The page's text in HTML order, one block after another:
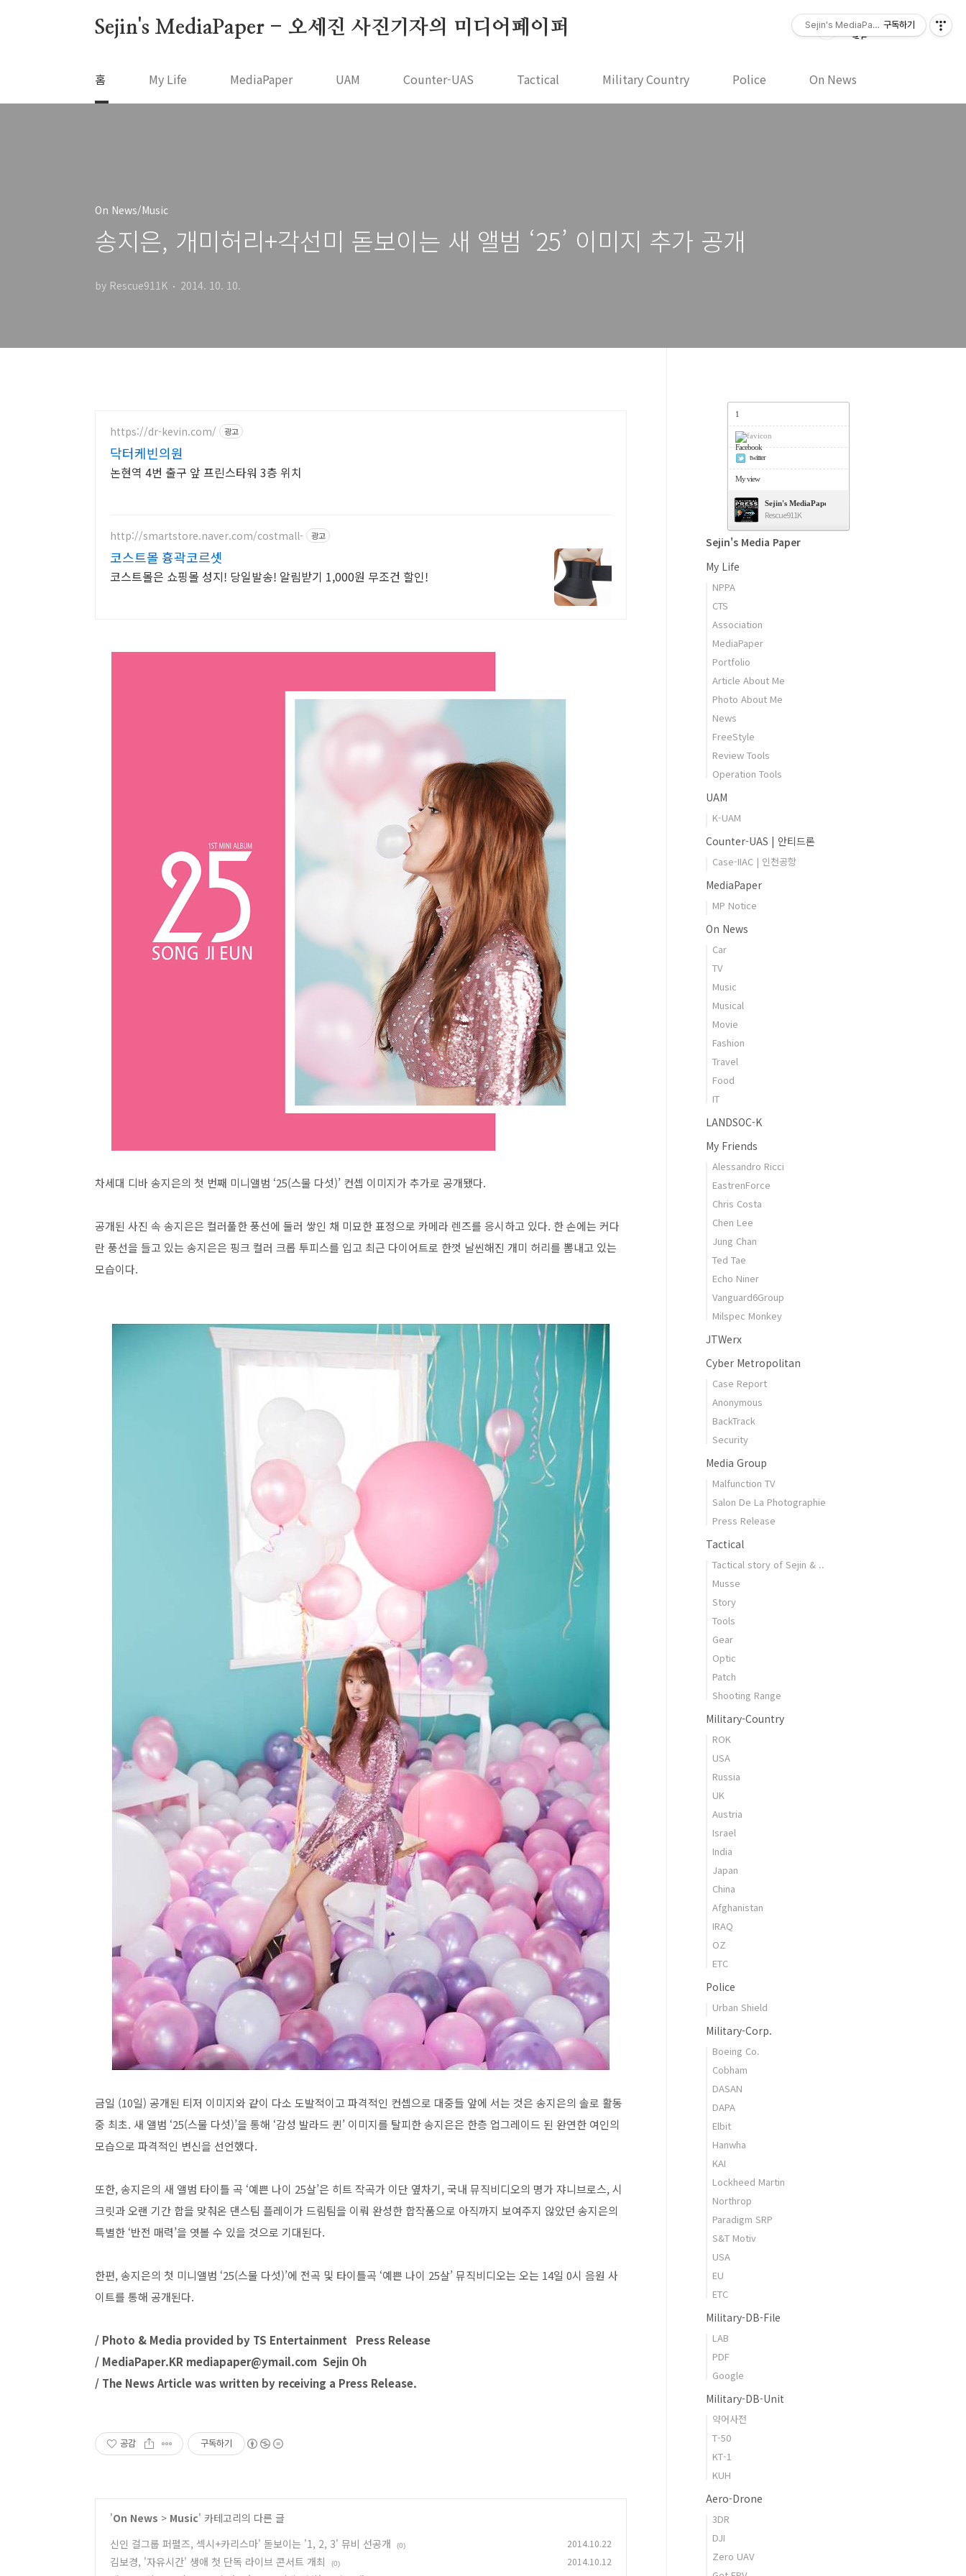
Sejin's MediaPaper - 오세진 사진기자의 미디어페이퍼
홈 My Life MediaPaper UAM Counter-UAS Tactical Military Country Police On News
On News/Music
송지은, 개미허리+각선미 돋보이는 새 앨범 ‘25’ 이미지 추가 공개
by Rescue911K 2014. 10. 10.
https://dr-kevin.com/ 광고
닥터케빈의원
논현역 4번 출구 앞 프린스타워 3층 위치
http://smartstore.naver.com/costmall- 광고
코스트몰 흉곽코르셋
코스트몰은 쇼핑몰 성지! 당일발송! 알림받기 1,000원 무조건 할인!
차세대 디바 송지은의 첫 번째 미니앨범 ‘25(스물 다섯)’ 컨셉 이미지가 추가로 공개됐다.
공개된 사진 속 송지은은 컬러풀한 풍선에 둘러 쌓인 채 미묘한 표정으로 카메라 렌즈를 응시하고 있다. 한 손에는 커다
란 풍선을 들고 있는 송지은은 핑크 컬러 크롭 투피스를 입고 최근 다이어트로 한껏 날씬해진 개미 허리를 뽐내고 있는
모습이다.
금일 (10일) 공개된 티저 이미지와 같이 다소 도발적이고 파격적인 컨셉으로 대중들 앞에 서는 것은 송지은의 솔로 활동
중 최초. 새 앨범 ‘25(스물 다섯)’을 통해 ‘감성 발라드 퀸’ 이미지를 탈피한 송지은은 한층 업그레이드 된 완연한 여인의
모습으로 파격적인 변신을 선언했다.
또한, 송지은의 새 앨범 타이틀 곡 ‘예쁜 나이 25살’은 히트 작곡가 이단 옆차기, 국내 뮤직비디오의 명가 쟈니브로스, 시
크릿과 오랜 기간 합을 맞춰온 댄스팀 플레이가 드림팀을 이뤄 완성한 합작품으로 아직까지 보여주지 않았던 송지은의
특별한 ‘반전 매력’을 엿볼 수 있을 것으로 기대된다.
한편, 송지은의 첫 미니앨범 ‘25(스물 다섯)’에 전곡 및 타이틀곡 ‘예쁜 나이 25살’ 뮤직비디오는 오는 14일 0시 음원 사
이트를 통해 공개된다.
/ Photo & Media provided by TS Entertainment Press Release
/ MediaPaper.KR mediapaper@ymail.com Sejin Oh
/ The News Article was written by receiving a Press Release.
공감 구독하기
'On News > Music' 카테고리의 다른 글
신인 걸그룹 퍼펄즈, 섹시+카리스마' 돋보이는 '1, 2, 3' 뮤비 선공개
(0) 2014.10.22
김보경, '자유시간' 생애 첫 단독 라이브 콘서트 개최 (0) 2014.10.12
1
Facebook
twitter
My view
Sejin's MediaPaper - 오세진 사진기자의 미디어페이퍼
Rescue911K
Sejin's Media Paper
My Life
NPPA
CTS
Association
MediaPaper
Portfolio
Article About Me
Photo About Me
News
FreeStyle
Review Tools
Operation Tools
UAM
K-UAM
Counter-UAS | 안티드론
Case-IIAC | 인천공항
MediaPaper
MP Notice
On News
Car
TV
Music
Musical
Movie
Fashion
Travel
Food
IT
LANDSOC-K
My Friends
Alessandro Ricci
EastrenForce
Chris Costa
Chen Lee
Jung Chan
Ted Tae
Echo Niner
Vanguard6Group
Milspec Monkey
JTWerx
Cyber Metropolitan
Case Report
Anonymous
BackTrack
Security
Media Group
Malfunction TV
Salon De La Photographie
Press Release
Tactical
Tactical story of Sejin & ..
Musse
Story
Tools
Gear
Optic
Patch
Shooting Range
Military-Country
ROK
USA
Russia
UK
Austria
Israel
India
Japan
China
Afghanistan
IRAQ
OZ
ETC
Police
Urban Shield
Military-Corp.
Boeing Co.
Cobham
DASAN
DAPA
Elbit
Hanwha
KAI
Lockheed Martin
Northrop
Paradigm SRP
S&T Motiv
USA
EU
ETC
Military-DB-File
LAB
PDF
Google
Military-DB-Unit
약어사전
T-50
KT-1
KUH
Aero-Drone
3DR
DJI
Zero UAV
Sejin's MediaPaper - 오세진 사진기자의
구독하기